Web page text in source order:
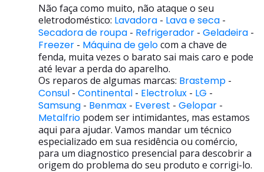
Não faça como muito, não ataque o seu
eletrodoméstico: Lavadora - Lava e seca -
Secadora de roupa - Refrigerador - Geladeira -
Freezer - Máquina de gelocom a chave de
fenda, muita vezes o barato sai mais caro e pode
até levar a perda do aparelho.
Os reparos de algumas marcas: Brastemp -
Consul - Continental - Electrolux - LG -
Samsung - Benmax - Everest - Gelopar -
Metalfrio podem ser intimidantes, mas estamos
aqui para ajudar. Vamos mandar um técnico
especializado em sua residência ou comércio,
para um diagnostico presencial para descobrir a
origem do problema do seu produto e corrigi-lo.